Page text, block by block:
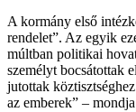
A kormány első
rendelet”. Az egyik
múltban politikai
személyt bocsátottak
jutottak
az emberek” –